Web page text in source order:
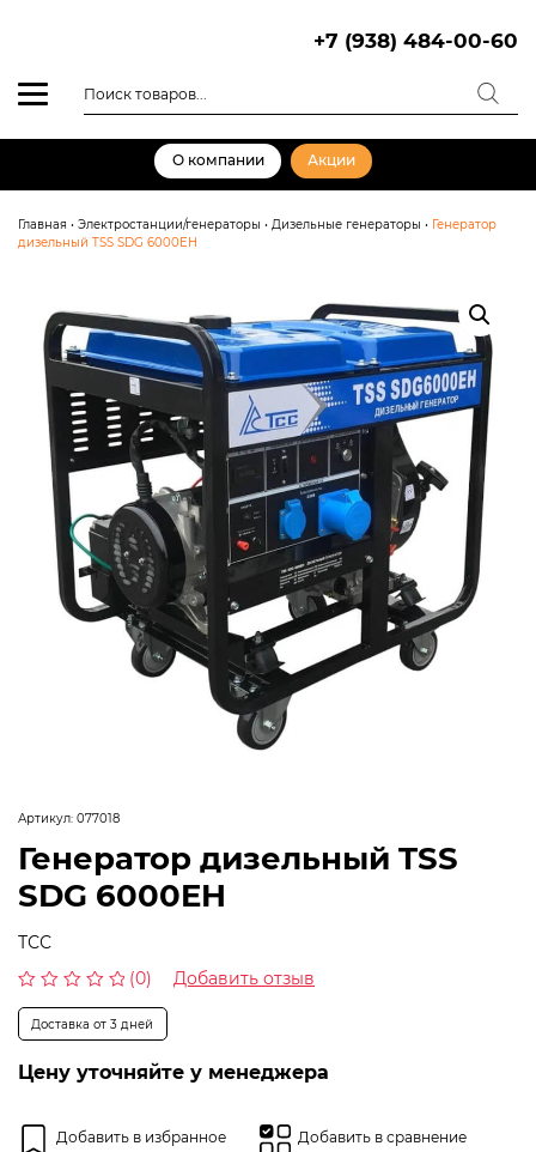
+7 (938) 484-00-60
товаров
О компании Акции
Главная • Электростанции/генераторы • Дизельные генераторы • Генератор
дизельный TSS SDG 6000EH
Артикул: 077018
Генератор дизельный TSS
SDG 6000EH
ТСС
из
(0) Добавить отзыв
Доставка от 3 дней
Цену уточняйте у менеджера
Добавить в избранное Добавить в сравнение